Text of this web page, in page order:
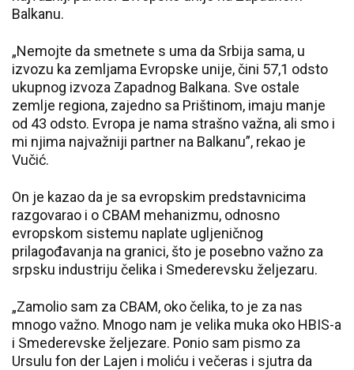
Balkanu.
„Nemojte da smetnete s uma da Srbija sama, u
izvozu ka zemljama Evropske unije, čini 57,1 odsto
ukupnog izvoza Zapadnog Balkana. Sve ostale
zemlje regiona, zajedno sa Prištinom, imaju manje
od 43 odsto. Evropa je nama strašno važna, ali smo i
mi njima najvažniji partner na Balkanu”, rekao je
Vučić.
On je kazao da je sa evropskim predstavnicima
razgovarao i o CBAM mehanizmu, odnosno
evropskom sistemu naplate ugljeničnog
prilagođavanja na granici, što je posebno važno za
srpsku industriju čelika i Smederevsku željezaru.
„Zamolio sam za CBAM, oko čelika, to je za nas
mnogo važno. Mnogo nam je velika muka oko HBIS-a
i Smederevske željezare. Ponio sam pismo za
Ursulu fon der Lajen i moliću i večeras i sjutra da